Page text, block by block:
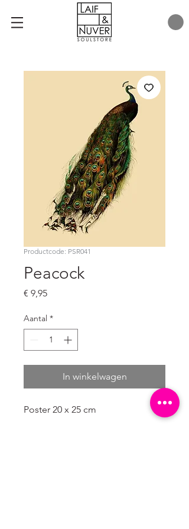
Productcode: PSR041
Peacock
€ 9,95Prijs
Aantal *
In winkelwagen
Poster 20 x 25 cm